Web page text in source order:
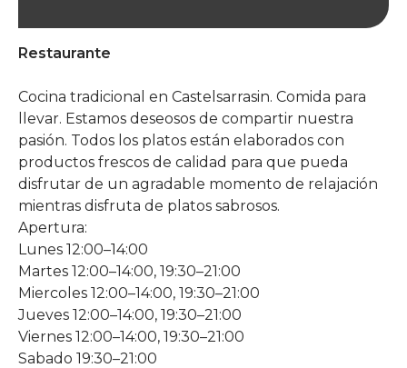
Restaurante
Cocina tradicional en Castelsarrasin. Comida para
llevar. Estamos deseosos de compartir nuestra
pasión. Todos los platos están elaborados con
productos frescos de calidad para que pueda
disfrutar de un agradable momento de relajación
mientras disfruta de platos sabrosos.
Apertura:
Lunes 12:00–14:00
Martes 12:00–14:00, 19:30–21:00
Miercoles 12:00–14:00, 19:30–21:00
Jueves 12:00–14:00, 19:30–21:00
Viernes 12:00–14:00, 19:30–21:00
Sabado 19:30–21:00